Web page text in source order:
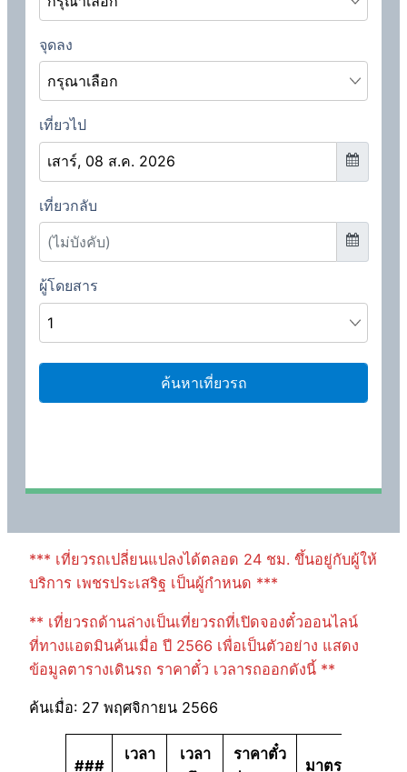
*** เที่ยวรถเปลี่ยนแปลงได้ตลอด 24 ชม. ขึ้นอยู่กับผู้ให้
บริการ เพชรประเสริฐ เป็นผู้กำหนด ***
** เที่ยวรถด้านล่างเป็นเที่ยวรถที่เปิดจองตั๋วออนไลน์
ที่ทางแอดมินค้นเมื่อ ปี 2566 เพื่อเป็นตัวอย่าง แสดง
ข้อมูลตารางเดินรถ ราคาตั๋ว เวลารถออกดังนี้ **
ค้นเมื่อ: 27 พฤศจิกายน 2566
###
เวลา
เวลา
ราคาตั๋ว
มาตรฐาน